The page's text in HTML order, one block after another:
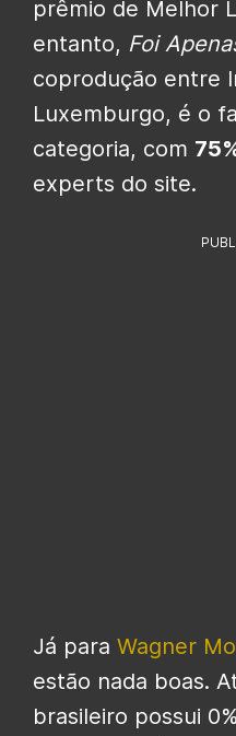
prêmio de Melhor
entanto, Foi
coprodução entre
Luxemburgo, é o
categoria, com
experts do site.
Já para Wagner
estão nada boas.
brasileiro possui